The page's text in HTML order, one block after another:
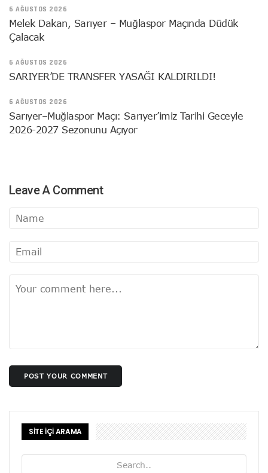
6 AĞUSTOS 2026
Melek Dakan, Sarıyer – Muğlaspor Maçında Düdük
Çalacak
6 AĞUSTOS 2026
SARIYER’DE TRANSFER YASAĞI KALDIRILDI!
6 AĞUSTOS 2026
Sarıyer–Muğlaspor Maçı: Sarıyer’imiz Tarihi Geceyle
2026-2027 Sezonunu Açıyor
Leave A Comment
POST YOUR COMMENT
SİTE İÇİ ARAMA